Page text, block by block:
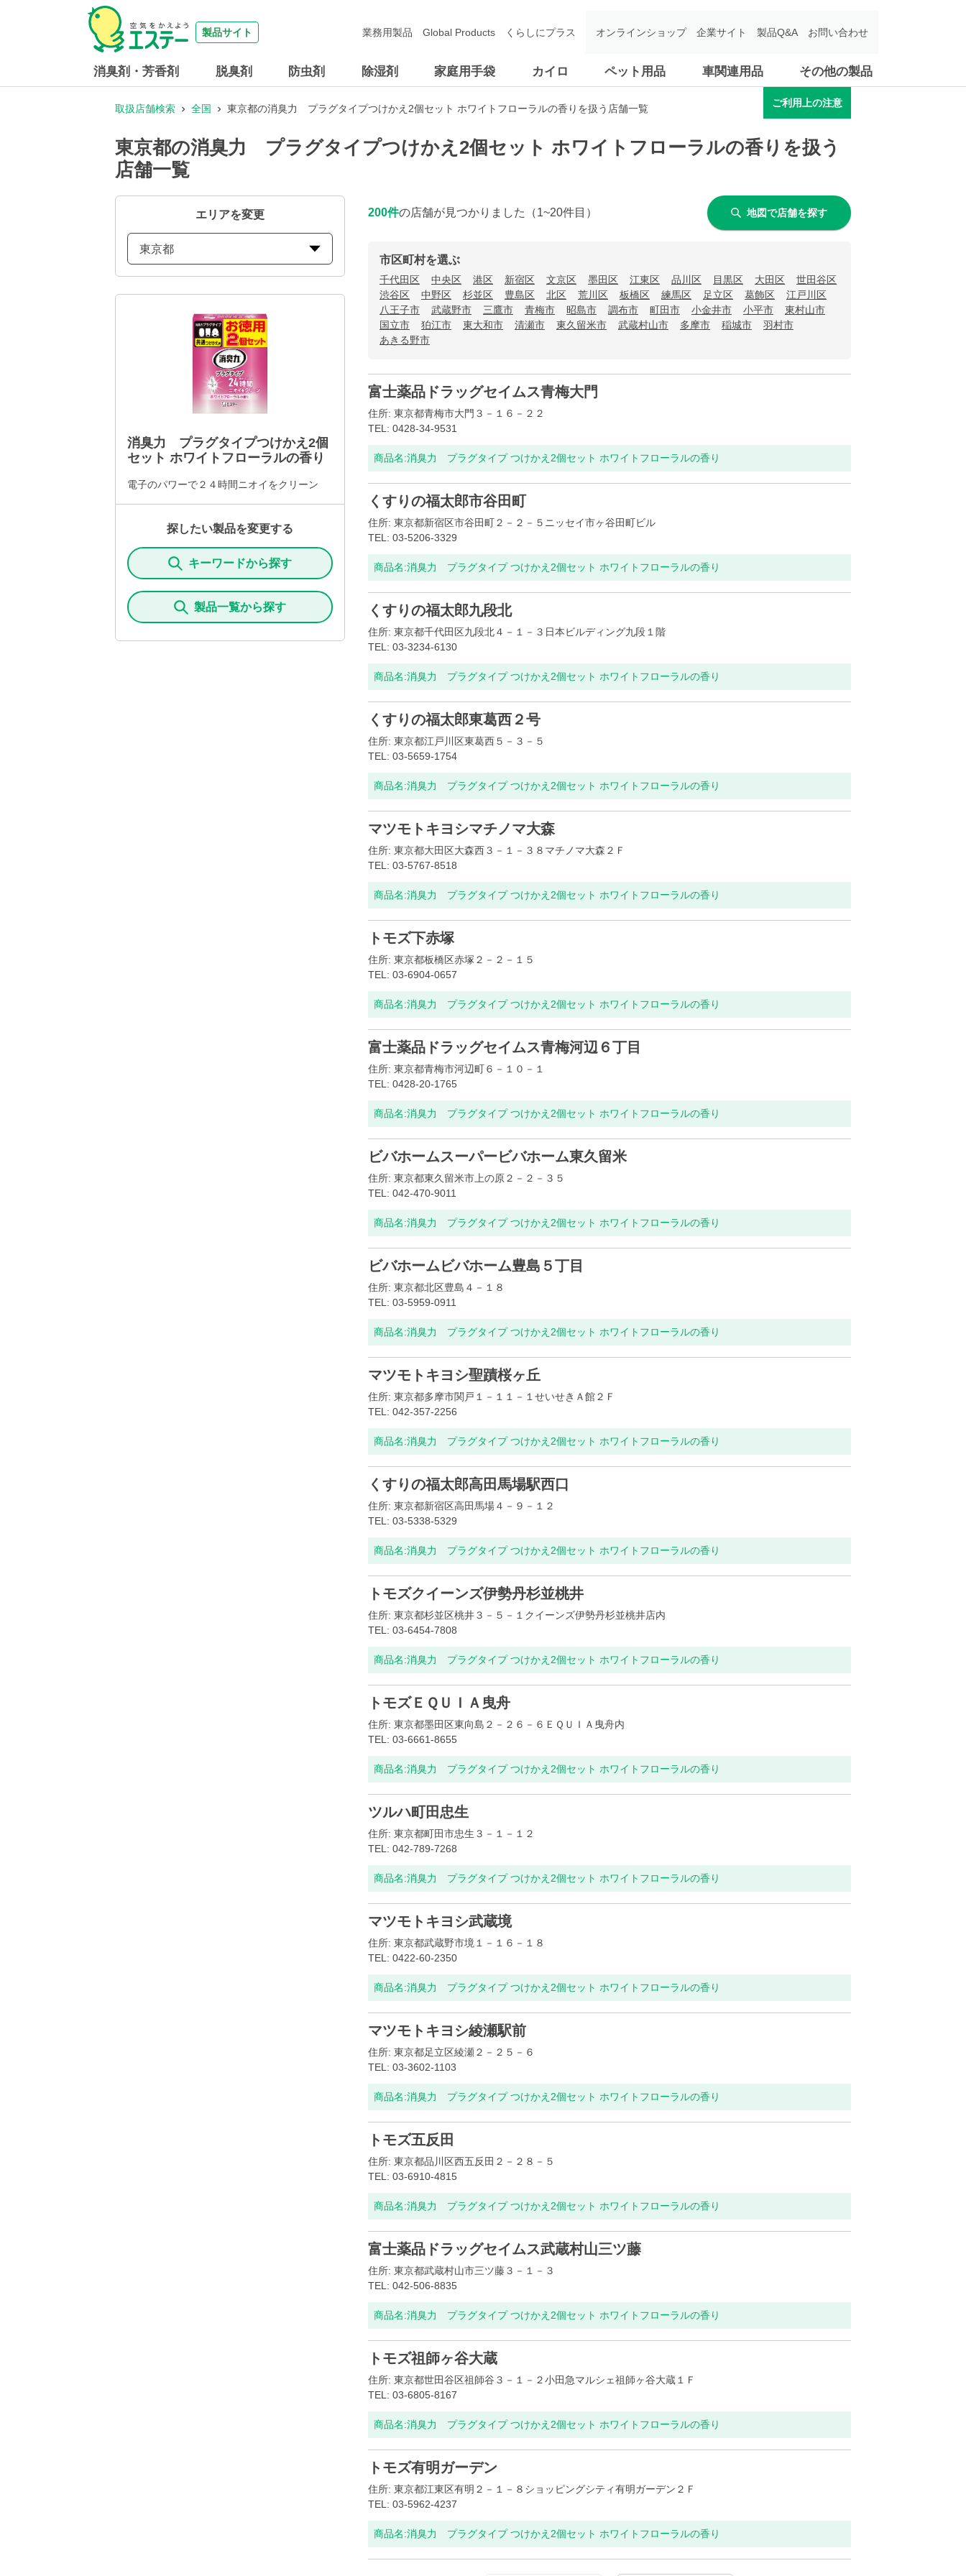
製品サイト
消臭剤・芳香剤 脱臭剤 防虫剤 除湿剤 家庭用手袋 カイロ ペット用品 車関連用品 その他の製品
業務用製品 Global Products くらしにプラス オンラインショップ 企業サイト 製品Q&A お問い合わせ
取扱店舗検索 全国 東京都の消臭力 プラグタイプつけかえ2個セット ホワイトフローラルの香りを扱う店舗一覧
ご利用上の注意
東京都の消臭力 プラグタイプつけかえ2個セット ホワイトフローラルの香りを扱う
店舗一覧
エリアを変更
東京都
消臭力 プラグタイプつけかえ2個
セット ホワイトフローラルの香り
電子のパワーで２４時間ニオイをクリーン
探したい製品を変更する
キーワードから探す
製品一覧から探す
200件の店舗が見つかりました （1~20件目） 地図で店舗を探す
市区町村を選ぶ
千代田区 中央区 港区 新宿区 文京区 墨田区 江東区 品川区 目黒区 大田区
世田谷区
渋谷区
中野区 杉並区 豊島区 北区 荒川区 板橋区 練馬区 足立区 葛飾区
江戸川区
八王子市
武蔵野市 三鷹市 青梅市 昭島市 調布市 町田市 小金井市 小平市
東村山市
国立市
狛江市 東大和市 清瀬市 東久留米市 武蔵村山市 多摩市 稲城市
羽村市
あきる野市
富士薬品ドラッグセイムス青梅大門
住所: 東京都青梅市大門３－１６－２２
TEL: 0428-34-9531
商品名:消臭力 プラグタイプ つけかえ2個セット ホワイトフローラルの香り
くすりの福太郎市谷田町
住所: 東京都新宿区市谷田町２－２－５ニッセイ市ヶ谷田町ビル
TEL: 03-5206-3329
商品名:消臭力 プラグタイプ つけかえ2個セット ホワイトフローラルの香り
くすりの福太郎九段北
住所: 東京都千代田区九段北４－１－３日本ビルディング九段１階
TEL: 03-3234-6130
商品名:消臭力 プラグタイプ つけかえ2個セット ホワイトフローラルの香り
くすりの福太郎東葛西２号
住所: 東京都江戸川区東葛西５－３－５
TEL: 03-5659-1754
商品名:消臭力 プラグタイプ つけかえ2個セット ホワイトフローラルの香り
マツモトキヨシマチノマ大森
住所: 東京都大田区大森西３－１－３８マチノマ大森２Ｆ
TEL: 03-5767-8518
商品名:消臭力 プラグタイプ つけかえ2個セット ホワイトフローラルの香り
トモズ下赤塚
住所: 東京都板橋区赤塚２－２－１５
TEL: 03-6904-0657
商品名:消臭力 プラグタイプ つけかえ2個セット ホワイトフローラルの香り
富士薬品ドラッグセイムス青梅河辺６丁目
住所: 東京都青梅市河辺町６－１０－１
TEL: 0428-20-1765
商品名:消臭力 プラグタイプ つけかえ2個セット ホワイトフローラルの香り
ビバホームスーパービバホーム東久留米
住所: 東京都東久留米市上の原２－２－３５
TEL: 042-470-9011
商品名:消臭力 プラグタイプ つけかえ2個セット ホワイトフローラルの香り
ビバホームビバホーム豊島５丁目
住所: 東京都北区豊島４－１８
TEL: 03-5959-0911
商品名:消臭力 プラグタイプ つけかえ2個セット ホワイトフローラルの香り
マツモトキヨシ聖蹟桜ヶ丘
住所: 東京都多摩市関戸１－１１－１せいせきＡ館２Ｆ
TEL: 042-357-2256
商品名:消臭力 プラグタイプ つけかえ2個セット ホワイトフローラルの香り
くすりの福太郎高田馬場駅西口
住所: 東京都新宿区高田馬場４－９－１２
TEL: 03-5338-5329
商品名:消臭力 プラグタイプ つけかえ2個セット ホワイトフローラルの香り
トモズクイーンズ伊勢丹杉並桃井
住所: 東京都杉並区桃井３－５－１クイーンズ伊勢丹杉並桃井店内
TEL: 03-6454-7808
商品名:消臭力 プラグタイプ つけかえ2個セット ホワイトフローラルの香り
トモズＥＱＵＩＡ曳舟
住所: 東京都墨田区東向島２－２６－６ＥＱＵＩＡ曳舟内
TEL: 03-6661-8655
商品名:消臭力 プラグタイプ つけかえ2個セット ホワイトフローラルの香り
ツルハ町田忠生
住所: 東京都町田市忠生３－１－１２
TEL: 042-789-7268
商品名:消臭力 プラグタイプ つけかえ2個セット ホワイトフローラルの香り
マツモトキヨシ武蔵境
住所: 東京都武蔵野市境１－１６－１８
TEL: 0422-60-2350
商品名:消臭力 プラグタイプ つけかえ2個セット ホワイトフローラルの香り
マツモトキヨシ綾瀬駅前
住所: 東京都足立区綾瀬２－２５－６
TEL: 03-3602-1103
商品名:消臭力 プラグタイプ つけかえ2個セット ホワイトフローラルの香り
トモズ五反田
住所: 東京都品川区西五反田２－２８－５
TEL: 03-6910-4815
商品名:消臭力 プラグタイプ つけかえ2個セット ホワイトフローラルの香り
富士薬品ドラッグセイムス武蔵村山三ツ藤
住所: 東京都武蔵村山市三ツ藤３－１－３
TEL: 042-506-8835
商品名:消臭力 プラグタイプ つけかえ2個セット ホワイトフローラルの香り
トモズ祖師ヶ谷大蔵
住所: 東京都世田谷区祖師谷３－１－２小田急マルシェ祖師ヶ谷大蔵１Ｆ
TEL: 03-6805-8167
商品名:消臭力 プラグタイプ つけかえ2個セット ホワイトフローラルの香り
トモズ有明ガーデン
住所: 東京都江東区有明２－１－８ショッピングシティ有明ガーデン２Ｆ
TEL: 03-5962-4237
商品名:消臭力 プラグタイプ つけかえ2個セット ホワイトフローラルの香り